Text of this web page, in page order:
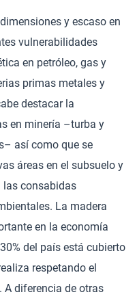
y escaso en
vulnerabilidades
en petróleo, gas y
primas metales y
destacar la
en minería –turba y
así como que se
áreas en el subsuelo y
las consabidas
La madera
en la economía
del país está cubierto
respetando el
diferencia de otras